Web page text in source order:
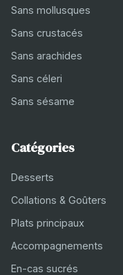
Sans mollusques
Sans crustacés
Sans arachides
Sans céleri
Sans sésame
Catégories
Desserts
Collations & Goûters
Plats principaux
Accompagnements
En-cas sucrés